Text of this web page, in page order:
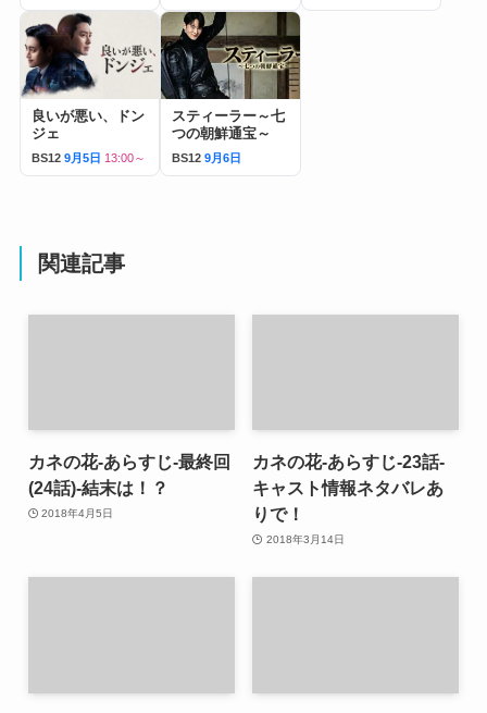
良いが悪い、ドン
ジェ
BS12 9月5日 13:00～
スティーラー～七
つの朝鮮通宝～
BS12 9月6日
関連記事
カネの花-あらすじ-最終回
(24話)-結末は！？
2018年4月5日
カネの花-あらすじ-23話-
キャスト情報ネタバレあ
りで！
2018年3月14日